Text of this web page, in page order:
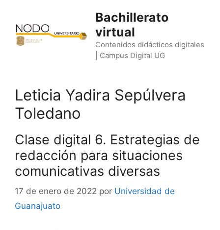
contenido
Bachillerato
virtual
Contenidos didácticos digitales
| Campus Digital UG
Leticia Yadira Sepúlvera
Toledano
Clase digital 6. Estrategias de
redacción para situaciones
comunicativas diversas
17 de enero de 2022 por Universidad de
Guanajuato